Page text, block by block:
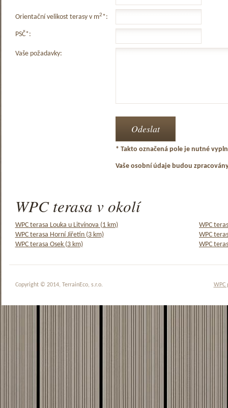
Orientační velikost terasy v m2*:
PSČ*:
Vaše požadavky:
* Takto označená pole je nutné
Vaše osobní údaje budou
WPC terasa v okolí
WPC terasa Louka u Litvínova (1 km)
WPC
WPC terasa Horní Jiřetín (3 km)
WPC
WPC terasa Osek (3 km)
WPC
WPC
Copyright © 2014, TerrainEco, s.r.o.